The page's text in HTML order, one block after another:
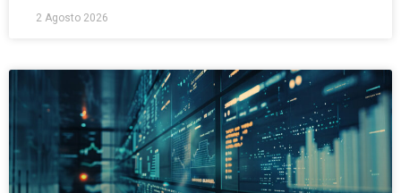
2 Agosto 2026